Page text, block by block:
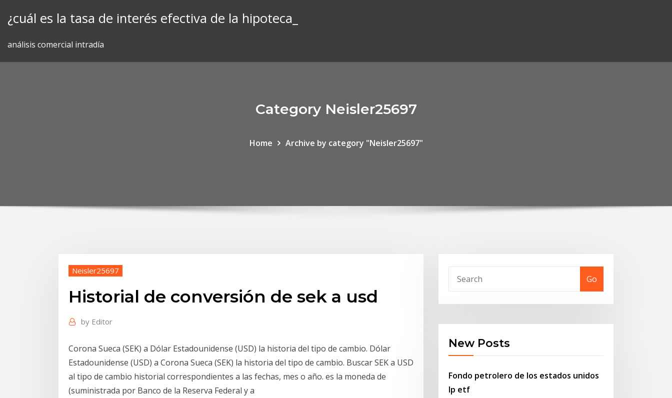
¿cuál es la tasa de interés efectiva de la hipoteca_
análisis comercial intradía
Category Neisler25697
Home Archive by category "Neisler25697"
Neisler25697
Historial de conversión de sek a usd
by Editor
Corona Sueca (SEK) a Dólar Estadounidense (USD) la historia del tipo de cambio. Dólar
Estadounidense (USD) a Corona Sueca (SEK) la historia del tipo de cambio. Buscar SEK a USD
al tipo de cambio historial correspondientes a las fechas, mes o año. es la moneda de
(suministrada por Banco de la Reserva Federal y a
Go
New Posts
Fondo petrolero de los estados unidos
lp etf